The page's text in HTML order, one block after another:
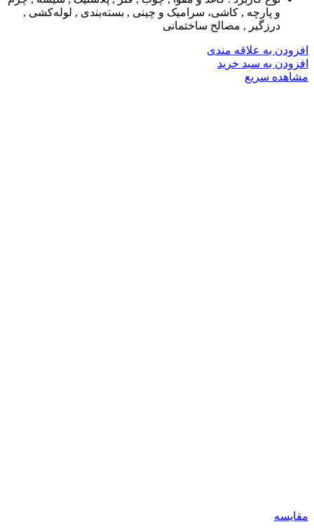
و پارچه , کاشی، سرامیک و چینی , بسته‌بندی , لوله‌کشی ,
درزگیر , مصالح ساختمانی
افزودن به علاقه مندی
افزودن به سبد خرید
مشاهده سریع
مقایسه